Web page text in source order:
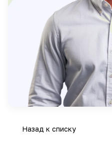
Назад к списку